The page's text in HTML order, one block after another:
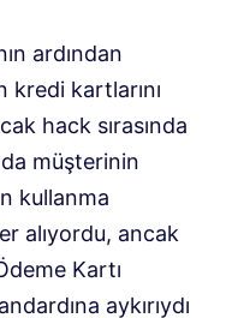
ardından
kartlarını
hack sırasında
müşterinin
kullanma
alıyordu, ancak
Kartı
aykırıydı